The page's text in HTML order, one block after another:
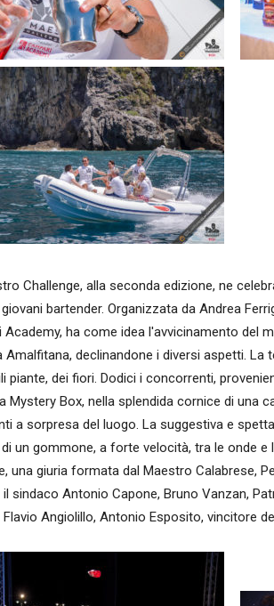
Challenge, alla seconda edizione, ne
bartender. Organizzata da Andrea
Academy, ha come idea l'avvicinamento del
Amalfitana, declinandone i diversi aspetti. La
piante, dei fiori. Dodici i concorrenti,
Mystery Box, nella splendida cornice di una
a sorpresa del luogo. La suggestiva e
un gommone, a forte velocità, tra le onde e
una giuria formata dal Maestro Calabrese,
sindaco Antonio Capone, Bruno Vanzan,
Flavio Angiolillo, Antonio Esposito, vincitore